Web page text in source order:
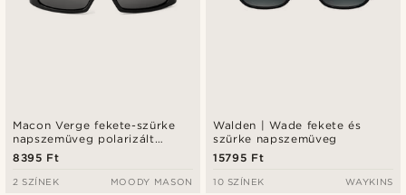
Macon Verge fekete-szürke
napszemüveg polarizált
lencsékkel
8395 Ft
2 SZÍNEK MOODY MASON
Walden | Wade fekete és
szürke napszemüveg
15795 Ft
10 SZÍNEK WAYKINS